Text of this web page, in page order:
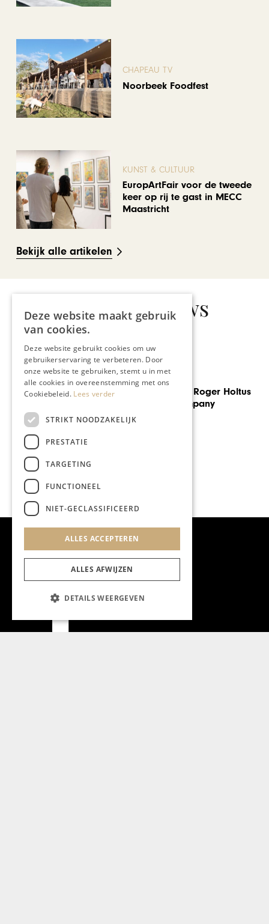
CHAPEAU TV
Noorbeek Foodfest
KUNST & CULTUUR
EuropArtFair voor de tweede
keer op rij te gast in MECC
Maastricht
Bekijk alle artikelen
Gerelateerd nieuws
ONDERNEMEN & ECONOMIE
40-Jarig jublieum Gehlen
Zonwering – aflevering 3
Deze website maakt gebruik
van cookies.
Deze website gebruikt cookies om uw
gebruikerservaring te verbeteren. Door
onze website te gebruiken, stemt u in met
alle cookies in overeenstemming met ons
Cookiebeleid. Lees verder
STRIKT NOODZAKELIJK
PRESTATIE
TARGETING
FUNCTIONEEL
NIET-GECLASSIFICEERD
ALLES ACCEPTEREN
ALLES AFWIJZEN
DETAILS WEERGEVEN